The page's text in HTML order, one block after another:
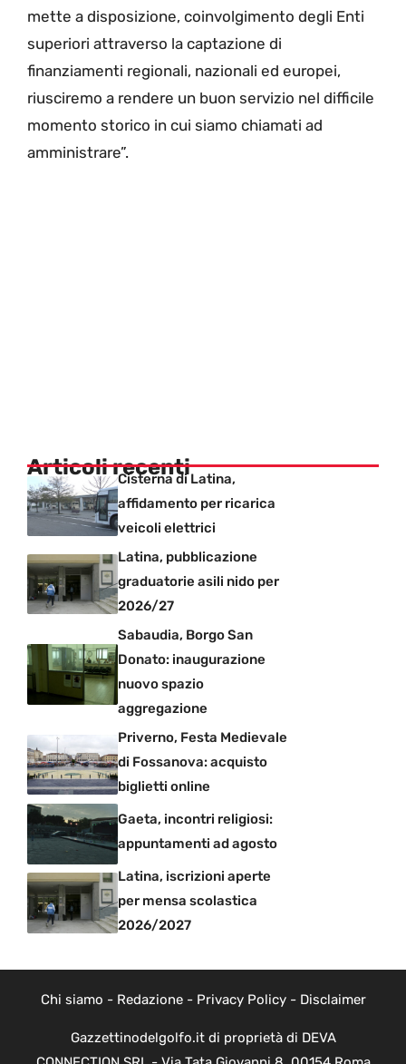
mette a disposizione, coinvolgimento degli Enti
superiori attraverso la captazione di
finanziamenti regionali, nazionali ed europei,
riusciremo a rendere un buon servizio nel difficile
momento storico in cui siamo chiamati ad
amministrare”.
Articoli recenti
Cisterna di Latina,
affidamento per ricarica
veicoli elettrici
Latina, pubblicazione
graduatorie asili nido per
2026/27
Sabaudia, Borgo San
Donato: inaugurazione
nuovo spazio
aggregazione
Priverno, Festa Medievale
di Fossanova: acquisto
biglietti online
Gaeta, incontri religiosi:
appuntamenti ad agosto
Latina, iscrizioni aperte
per mensa scolastica
2026/2027
Chi siamo - Redazione- Privacy Policy- Disclaimer
Gazzettinodelgolfo.it di proprietà di DEVA